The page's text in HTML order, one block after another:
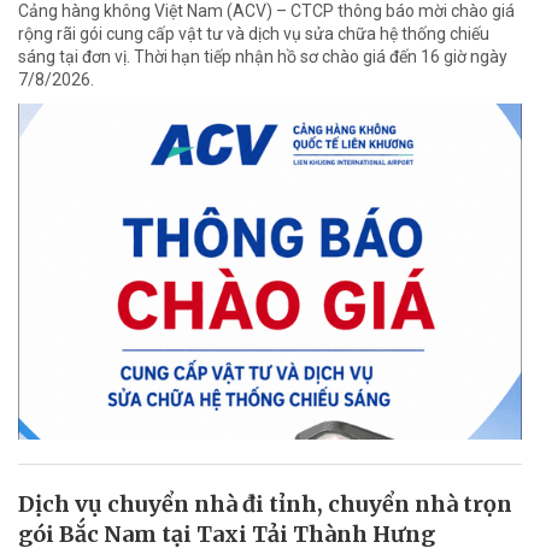
Cảng hàng không Việt Nam (ACV) – CTCP thông báo mời chào giá
rộng rãi gói cung cấp vật tư và dịch vụ sửa chữa hệ thống chiếu
sáng tại đơn vị. Thời hạn tiếp nhận hồ sơ chào giá đến 16 giờ ngày
7/8/2026.
Dịch vụ chuyển nhà đi tỉnh, chuyển nhà trọn
gói Bắc Nam tại Taxi Tải Thành Hưng